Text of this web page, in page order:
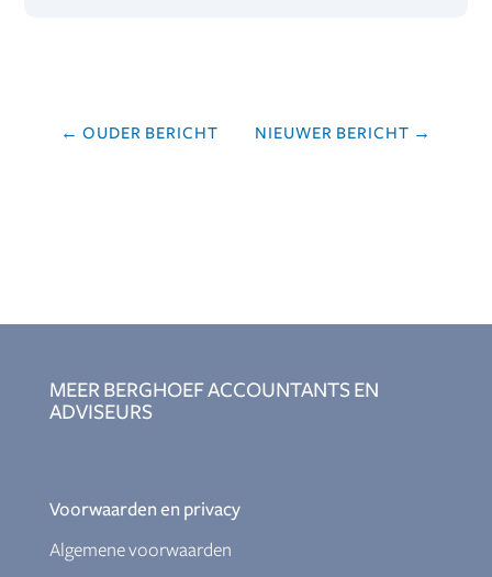
← OUDER BERICHT NIEUWER BERICHT →
MEER BERGHOEF ACCOUNTANTS EN
ADVISEURS
Voorwaarden en privacy
Algemene voorwaarden